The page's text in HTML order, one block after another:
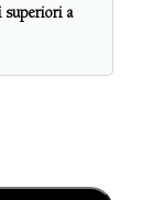
superiori a